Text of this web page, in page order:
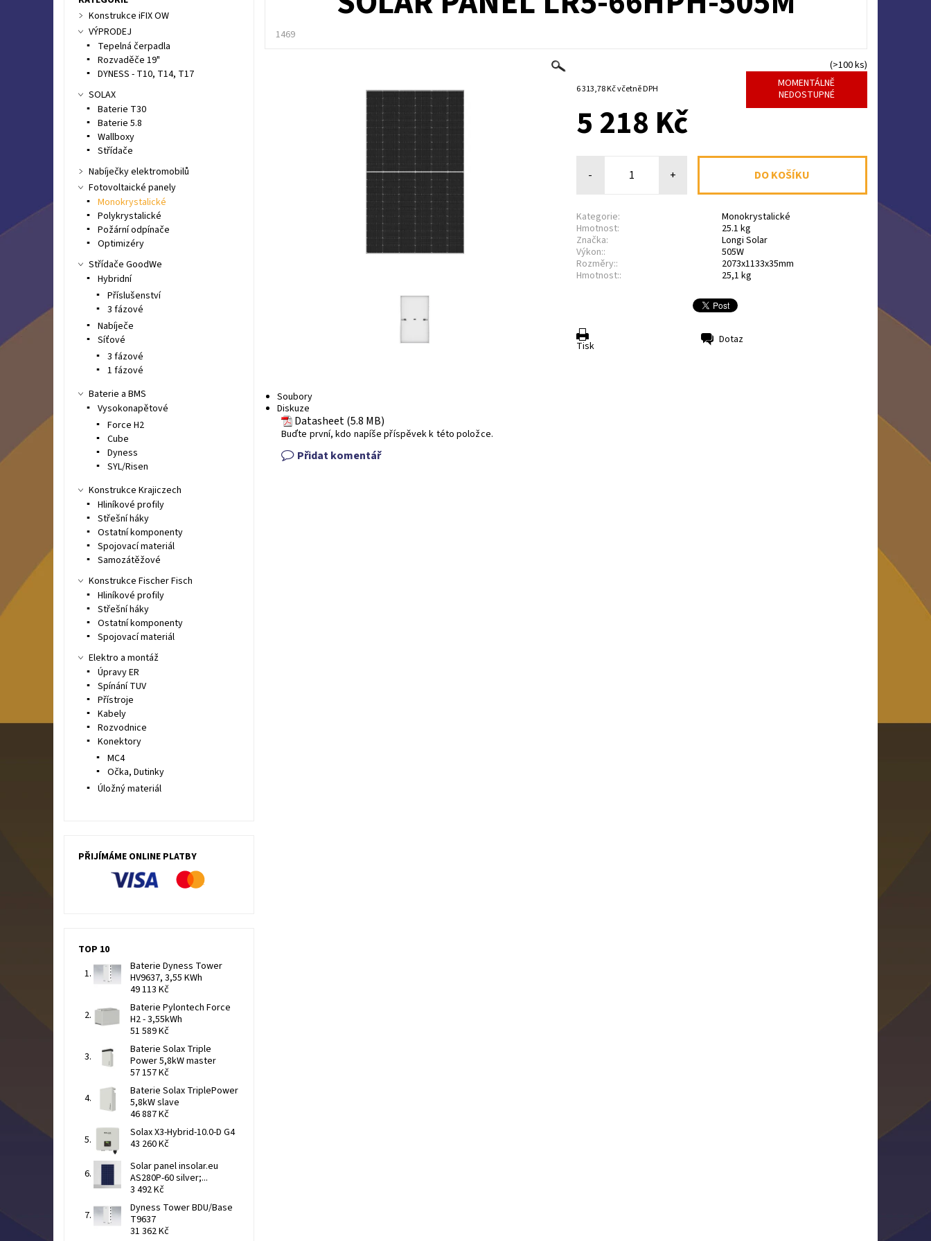
1469
6 313,78 Kč včetně DPH
(>100 ks)
MOMENTÁLNĚ
NEDOSTUPNÉ
5 218 Kč
- +
Kategorie:
Monokrystalické
Hmotnost:
25.1 kg
Značka:
Longi Solar
Výkon::
505W
Rozměry::
2073x1133x35mm
Hmotnost::
25,1 kg
Tisk Dotaz
Soubory
Diskuze
Datasheet (5.8 MB)
Buďte první, kdo napíše příspěvek k této položce.
Přidat komentář
Konstrukce iFIX OW
VÝPRODEJ
Tepelná čerpadla
Rozvaděče 19"
DYNESS - T10, T14, T17
SOLAX
Baterie T30
Baterie 5.8
Wallboxy
Střídače
Nabíječky elektromobilů
Fotovoltaické panely
Monokrystalické
Polykrystalické
Požární odpínače
Optimizéry
Střídače GoodWe
Hybridní
Příslušenství
3 fázové
Nabíječe
Síťové
3 fázové
1 fázové
Baterie a BMS
Vysokonapětové
Force H2
Cube
Dyness
SYL/Risen
Konstrukce Krajiczech
Hliníkové profily
Střešní háky
Ostatní komponenty
Spojovací materiál
Samozátěžové
Konstrukce Fischer Fisch
Hliníkové profily
Střešní háky
Ostatní komponenty
Spojovací materiál
Elektro a montáž
Úpravy ER
Spínání TUV
Přístroje
Kabely
Rozvodnice
Konektory
MC4
Očka, Dutinky
Úložný materiál
PŘIJÍMÁME ONLINE PLATBY
TOP 10
Baterie Dyness Tower
HV9637, 3,55 KWh
49 113 Kč
Baterie Pylontech Force
H2 - 3,55kWh
51 589 Kč
Baterie Solax Triple
Power 5,8kW master
57 157 Kč
Baterie Solax TriplePower
5,8kW slave
46 887 Kč
Solax X3-Hybrid-10.0-D G4
43 260 Kč
Solar panel insolar.eu
AS280P-60 silver;...
3 492 Kč
Dyness Tower BDU/Base
T9637
31 362 Kč